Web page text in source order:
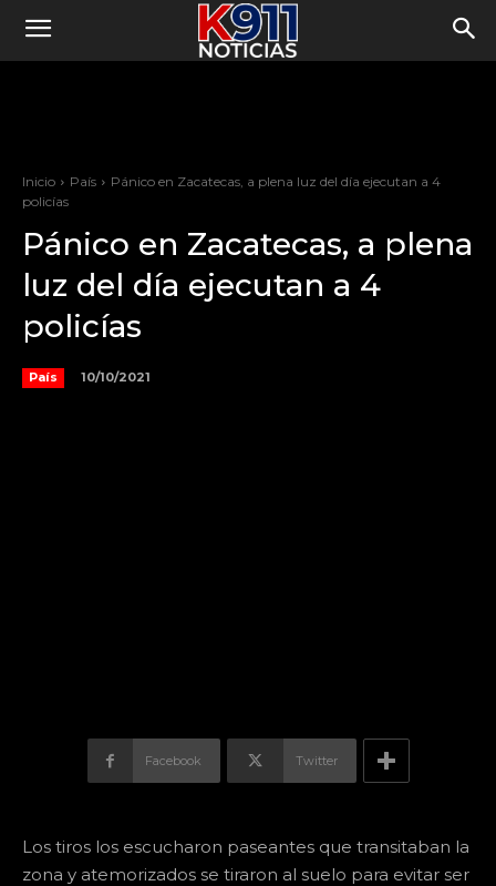
Inicio País
Pánico en Zacatecas, a plena luz del día ejecutan a 4
policías
Pánico en Zacatecas, a plena
luz del día ejecutan a 4
policías
País 10/10/2021
Facebook Twitter
Los tiros los escucharon paseantes que transitaban la
zona y atemorizados se tiraron al suelo para evitar ser